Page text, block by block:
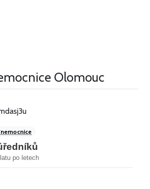
Olomouc
nemocnice
po letech